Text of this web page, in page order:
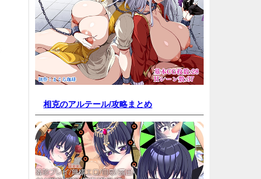
相克のアルテール/攻略まとめ